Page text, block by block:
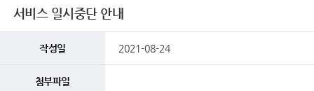
서비스 일시중단 안내
작성일 2021-08-24
첨부파일